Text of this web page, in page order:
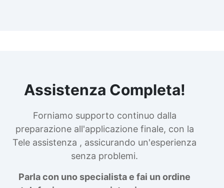
Assistenza Completa!
Forniamo supporto continuo dalla
preparazione all'applicazione finale, con la
Tele assistenza , assicurando un'esperienza
senza problemi.
Parla con uno specialista e fai un ordine